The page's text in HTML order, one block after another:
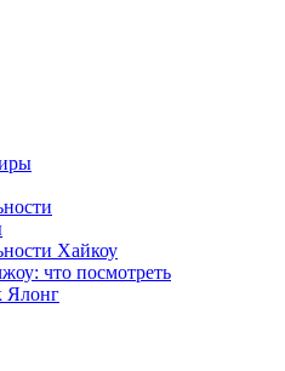
Хайкоу
что посмотреть
Ялонг